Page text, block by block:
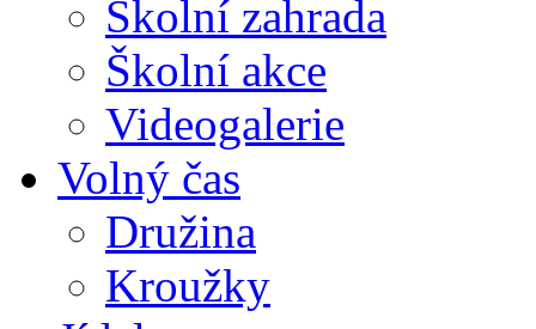
Školní zahrada
Školní akce
Videogalerie
Volný čas
Družina
Kroužky